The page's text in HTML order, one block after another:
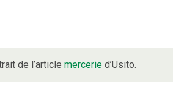
de l’article merceried’Usito.